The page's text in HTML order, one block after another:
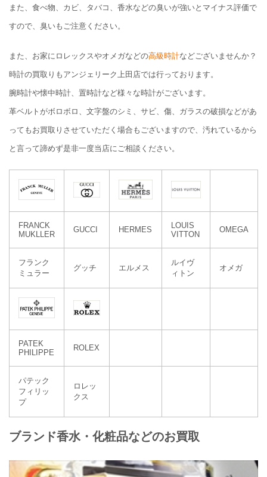
また、食べ物、カビ、タバコ、香水などの臭いが強いとマイナス評価で
すので、臭いもご注意ください。
また、お家にロレックスやオメガなどの高級時計などございませんか？
時計の買取りもアンジェリーク上田店では行っております。
腕時計や懐中時計、置時計など様々な時計がございます。
革ベルトがボロボロ、文字盤のシミ、サビ、傷、ガラスの破損などがあ
ってもお買取りさせていただく場合もございますので、汚れているから
と言って諦めず是非一度当店にご相談ください。
FRANCK
MUKLLER
GUCCI HERMES
LOUIS
VITTON
OMEGA
フランク
ミュラー
グッチ エルメス
ルイヴ
ィトン
オメガ
PATEK
PHILIPPE
ROLEX
パテック
フィリッ
プ
ロレッ
クス
ブランド香水・化粧品などのお買取